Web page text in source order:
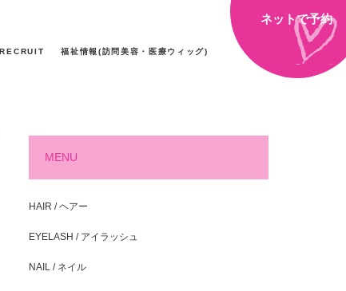
RECRUIT 福祉情報(訪問美容・医療ウィッグ)
ネットで予約
MENU
HAIR / ヘアー
EYELASH / アイラッシュ
NAIL / ネイル